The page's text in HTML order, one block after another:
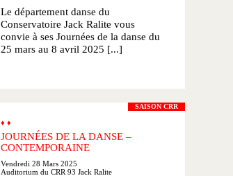
Le département danse du
Conservatoire Jack Ralite vous
convie à ses Journées de la danse du
25 mars au 8 avril 2025 [...]
SAISON CRR
♦ ♦
JOURNÉES DE LA DANSE –
CONTEMPORAINE
Vendredi 28 Mars 2025
Auditorium du CRR 93 Jack Ralite